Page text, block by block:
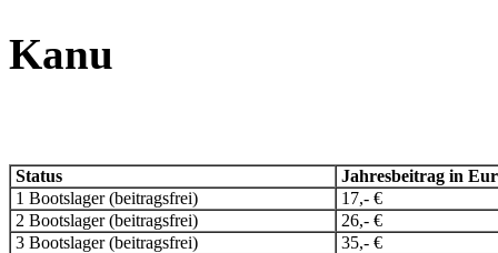
Kanu
Status
Jahresbeitrag in
1 Bootslager (beitragsfrei)
17,- €
2 Bootslager (beitragsfrei)
26,- €
3 Bootslager (beitragsfrei)
35,- €